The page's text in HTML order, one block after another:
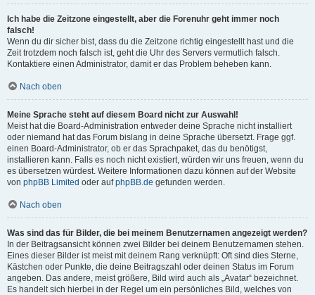
Ich habe die Zeitzone eingestellt, aber die Forenuhr geht immer noch
falsch!
Wenn du dir sicher bist, dass du die Zeitzone richtig eingestellt hast und die
Zeit trotzdem noch falsch ist, geht die Uhr des Servers vermutlich falsch.
Kontaktiere einen Administrator, damit er das Problem beheben kann.
Nach oben
Meine Sprache steht auf diesem Board nicht zur Auswahl!
Meist hat die Board-Administration entweder deine Sprache nicht installiert
oder niemand hat das Forum bislang in deine Sprache übersetzt. Frage ggf.
einen Board-Administrator, ob er das Sprachpaket, das du benötigst,
installieren kann. Falls es noch nicht existiert, würden wir uns freuen, wenn du
es übersetzen würdest. Weitere Informationen dazu können auf der Website
von phpBB Limited oder aufphpBB.de gefunden werden.
Nach oben
Was sind das für Bilder, die bei meinem Benutzernamen angezeigt werden?
In der Beitragsansicht können zwei Bilder bei deinem Benutzernamen stehen.
Eines dieser Bilder ist meist mit deinem Rang verknüpft: Oft sind dies Sterne,
Kästchen oder Punkte, die deine Beitragszahl oder deinen Status im Forum
angeben. Das andere, meist größere, Bild wird auch als „Avatar“ bezeichnet.
Es handelt sich hierbei in der Regel um ein persönliches Bild, welches von